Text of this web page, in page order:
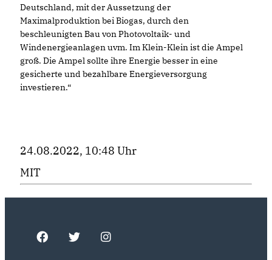
Deutschland, mit der Aussetzung der
Maximalproduktion bei Biogas, durch den
beschleunigten Bau von Photovoltaik- und
Windenergieanlagen uvm. Im Klein-Klein ist die Ampel
groß. Die Ampel sollte ihre Energie besser in eine
gesicherte und bezahlbare Energieversorgung
investieren.“
24.08.2022, 10:48 Uhr
MIT